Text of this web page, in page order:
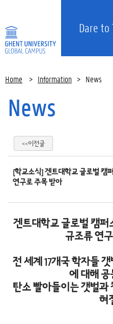
Dare to
Home > Information > News
News
<<이전글
[학교소식] 겐트대학교 글로벌 캠
연구로 주목 받아
겐트대학교 글로벌 캠퍼
규조류 연
전 세계 17개국 학자들
에 대해 공
탄소 빨아들이는 갯벌과
혀